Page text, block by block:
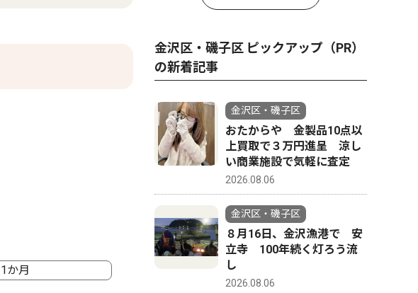
1か月
金沢区・磯子区 ピックアップ（PR）
の新着記事
金沢区・磯子区
おたからや 金製品10点以
上買取で３万円進呈 涼し
い商業施設で気軽に査定
2026.08.06
金沢区・磯子区
８月16日、金沢漁港で 安
立寺 100年続く灯ろう流
し
2026.08.06